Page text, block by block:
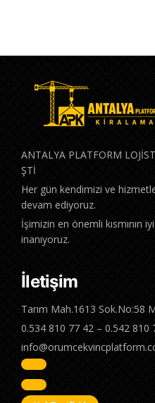
ANTALYA PLATFORM
ŞTİ
Her gün kendimizi ve
devam ediyoruz.
İşimizin en önemli kısmının
inanıyoruz.
İletişim
Tarım Mah.1613 Sok.No:58
0.534 810 77 42 – 0.542 810